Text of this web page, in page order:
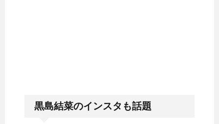
黒島結菜のインスタも話題